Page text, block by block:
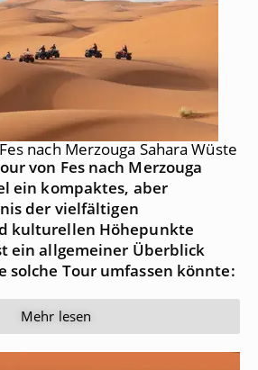
nach Merzouga Sahara Wüste
von Fes nach Merzouga
ein kompaktes, aber
der vielfältigen
kulturellen Höhepunkte
ein allgemeiner Überblick
solche Tour umfassen könnte:
Mehr lesen